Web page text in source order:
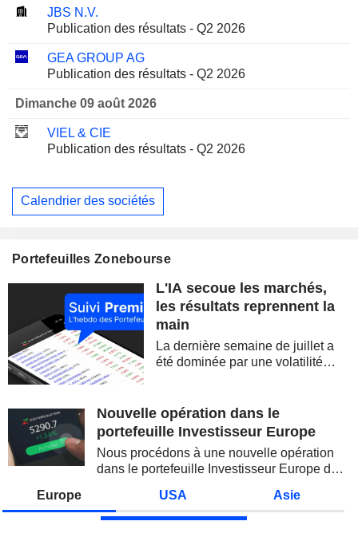
JBS N.V.
Publication des résultats - Q2 2026
GEA GROUP AG
Publication des résultats - Q2 2026
Dimanche 09 août 2026
VIEL & CIE
Publication des résultats - Q2 2026
Calendrier des sociétés
Portefeuilles Zonebourse
L'IA secoue les marchés,
les résultats reprennent la
main
La dernière semaine de juillet a
été dominée par une volatilité
semi-conducteurs. Les
inquiétudes sur la soutenabilité
Nouvelle opération dans le
portefeuille Investisseur Europe
Nous procédons à une nouvelle opération
dans le portefeuille Investisseur Europe de
Europe USA Asie